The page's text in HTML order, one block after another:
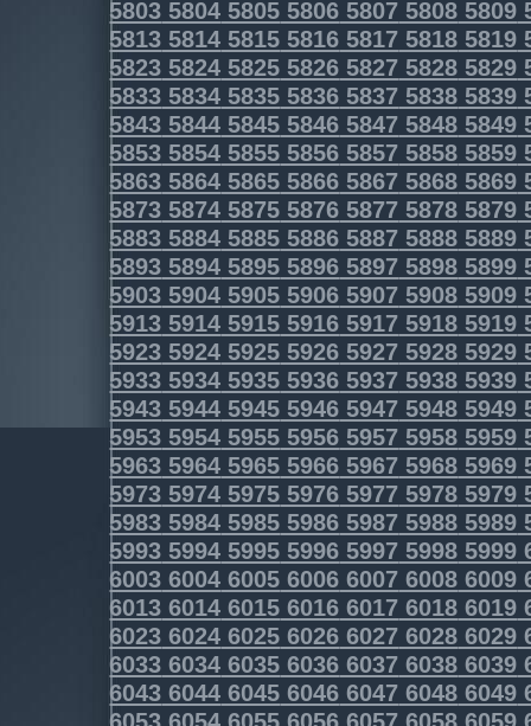
5803 5804 5805 5806 5807 5808 5809
5813 5814 5815 5816 5817 5818 5819
5823 5824 5825 5826 5827 5828 5829
5833 5834 5835 5836 5837 5838 5839
5843 5844 5845 5846 5847 5848 5849
5853 5854 5855 5856 5857 5858 5859
5863 5864 5865 5866 5867 5868 5869
5873 5874 5875 5876 5877 5878 5879
5883 5884 5885 5886 5887 5888 5889
5893 5894 5895 5896 5897 5898 5899
5903 5904 5905 5906 5907 5908 5909
5913 5914 5915 5916 5917 5918 5919
5923 5924 5925 5926 5927 5928 5929
5933 5934 5935 5936 5937 5938 5939
5943 5944 5945 5946 5947 5948 5949
5953 5954 5955 5956 5957 5958 5959
5963 5964 5965 5966 5967 5968 5969
5973 5974 5975 5976 5977 5978 5979
5983 5984 5985 5986 5987 5988 5989
5993 5994 5995 5996 5997 5998 5999
6003 6004 6005 6006 6007 6008 6009
6013 6014 6015 6016 6017 6018 6019
6023 6024 6025 6026 6027 6028 6029
6033 6034 6035 6036 6037 6038 6039
6043 6044 6045 6046 6047 6048 6049